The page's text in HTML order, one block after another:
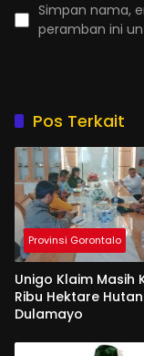
Simpan nama,
peramban ini
Pos Terkait
Provinsi Gorontalo
Unigo Klaim Masih
Ribu Hektare Hutan
Dulamayo